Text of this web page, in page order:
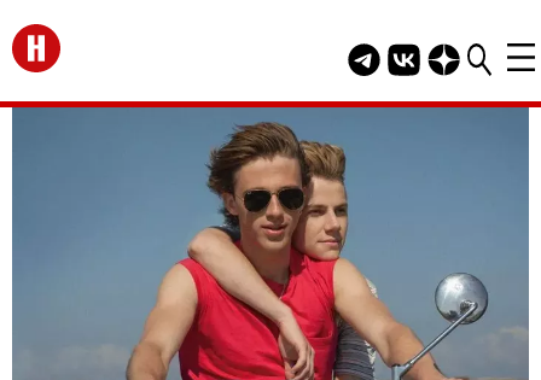
Перейти на главную
Telegram канал
Группа HELLO
Канал